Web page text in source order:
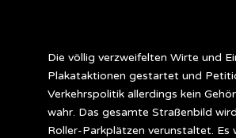
Die völlig verzweifelten Wirte und
Plakataktionen gestartet und
Verkehrspolitik allerdings kein
wahr. Das gesamte Straßenbild
Roller-Parkplätzen verunstaltet.